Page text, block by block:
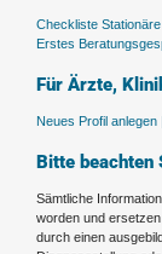
Checkliste
Erstes
Für Ärzte,
Neues Profil anlegen |
Bitte beachten
Sämtliche
worden und
durch einen